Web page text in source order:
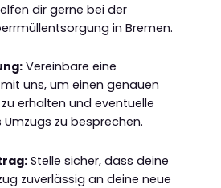
dir gerne bei der
in Bremen.
Vereinbare eine
uns, um einen genauen
erhalten und eventuelle
zu besprechen.
Stelle sicher, dass deine
zuverlässig an deine neue